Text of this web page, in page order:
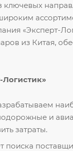
«Эксперт-
из Китая,
и
затраты.
поиска